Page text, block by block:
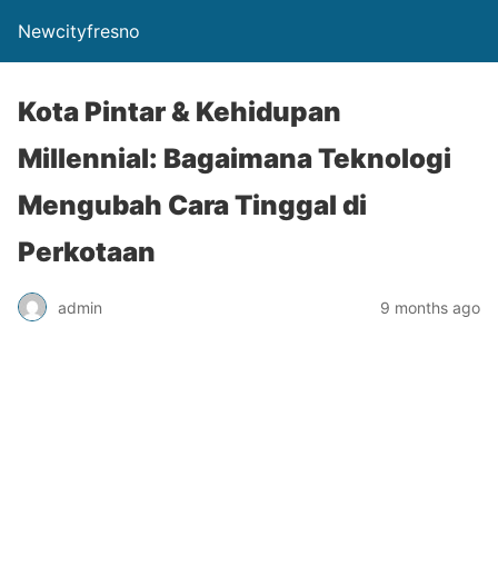
Newcityfresno
Kota Pintar & Kehidupan
Millennial: Bagaimana Teknologi
Mengubah Cara Tinggal di
Perkotaan
admin 9 months ago